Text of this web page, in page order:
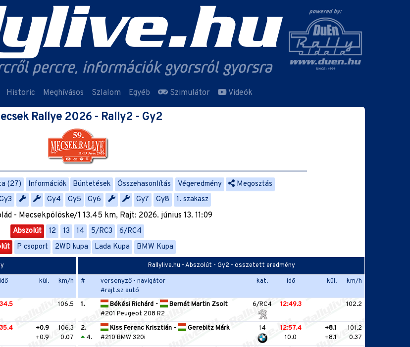
Historic Meghívásos Szlalom Egyéb Szimulátor Videók
Rallye 2026 - Rally2 - Gy2
(27) Információk Büntetések Összehasonlítás Végeredmény
Megosztás
Gy4 Gy5 Gy6 Gy7 Gy8 1. szakasz
- Mecsekpölöske/1 13.45 km, Rajt: 2026. június 13. 11:09
Abszolút 12 13 14 5/RC3
6/RC4
P csoport 2WD kupa Lada Kupa BMW Kupa
idő kül. km/h
106.5
+0.9
+0.9
106.3
0.07
Rallylive.hu - Abszolút - Gy2 - összetett eredmény
#
versenyző - navigátor
#rajt.sz autó
kat. idő kül. km/h
1. Békési Richárd -
Bernát Martin Zsolt
#201 Peugeot 208 R2
6/RC4 12:49.3 102.2
2.
4.
Kiss Ferenc Krisztián -
Gerebitz Márk
#210 BMW 320i
14
12:57.4
10.0
+8.1
+8.1
101.2
0.37